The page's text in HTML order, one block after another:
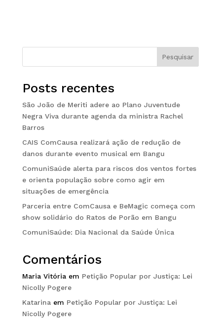
Pesquisar
Posts recentes
São João de Meriti adere ao Plano Juventude
Negra Viva durante agenda da ministra Rachel
Barros
CAIS ComCausa realizará ação de redução de
danos durante evento musical em Bangu
ComuniSaúde alerta para riscos dos ventos fortes
e orienta população sobre como agir em
situações de emergência
Parceria entre ComCausa e BeMagic começa com
show solidário do Ratos de Porão em Bangu
ComuniSaúde: Dia Nacional da Saúde Única
Comentários
Maria Vitóriaem Petição Popular por Justiça: Lei
Nicolly Pogere
Katarinaem Petição Popular por Justiça: Lei
Nicolly Pogere